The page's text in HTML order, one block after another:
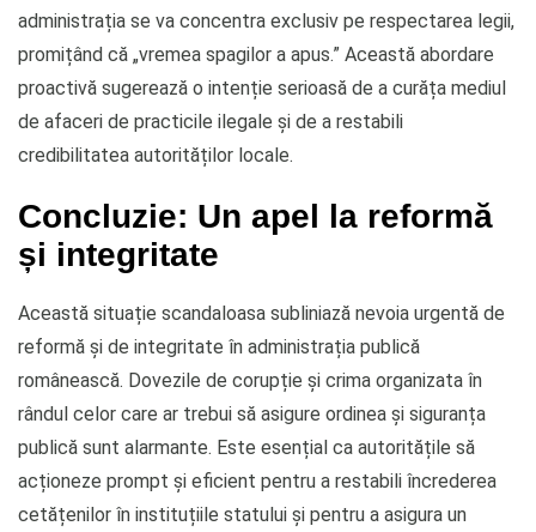
administrația se va concentra exclusiv pe respectarea legii,
promițând că „vremea spagilor a apus.” Această abordare
proactivă sugerează o intenție serioasă de a curăța mediul
de afaceri de practicile ilegale și de a restabili
credibilitatea autorităților locale.
Concluzie: Un apel la reformă
și integritate
Această situație scandaloasa subliniază nevoia urgentă de
reformă și de integritate în administrația publică
românească. Dovezile de corupție și crima organizata în
rândul celor care ar trebui să asigure ordinea și siguranța
publică sunt alarmante. Este esențial ca autoritățile să
acționeze prompt și eficient pentru a restabili încrederea
cetățenilor în instituțiile statului și pentru a asigura un